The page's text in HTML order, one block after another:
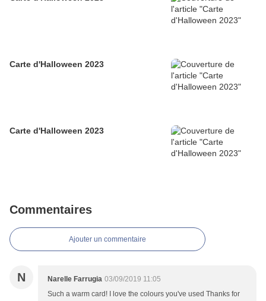
Carte d'Halloween 2023
Carte d'Halloween 2023
Commentaires
Ajouter un commentaire
N Narelle Farrugia 03/09/2019 11:05
Such a warm card! I love the colours you've used Thanks for